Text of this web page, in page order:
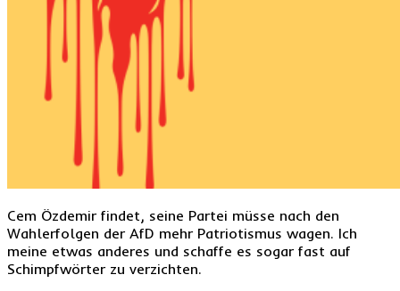
Cem Özdemir findet, seine Partei müsse nach den
Wahlerfolgen der AfD mehr Patriotismus wagen. Ich
meine etwas anderes und schaffe es sogar fast auf
Schimpfwörter zu verzichten.